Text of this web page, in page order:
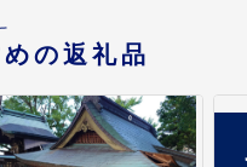
の返礼品